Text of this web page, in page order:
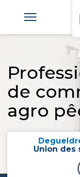
de
agro
Union des